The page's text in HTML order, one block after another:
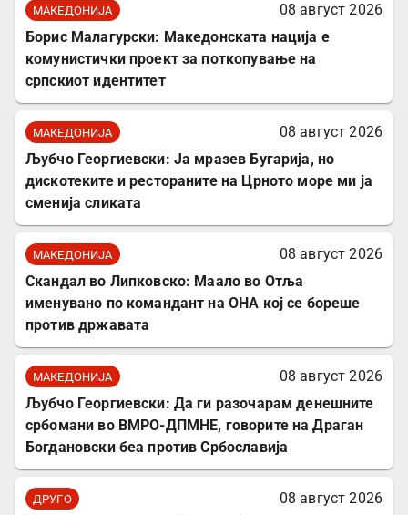
МАКЕДОНИЈА
08 август 2026
Борис Малагурски: Македонската нација е
комунистички проект за поткопување на
српскиот идентитет
МАКЕДОНИЈА
08 август 2026
Љубчо Георгиевски: Ја мразев Бугарија, но
дискотеките и рестораните на Црното море ми ја
сменија сликата
МАКЕДОНИЈА
08 август 2026
Скандал во Липковско: Маало во Отља
именувано по командант на ОНА кој се бореше
против државата
МАКЕДОНИЈА
08 август 2026
Љубчо Георгиевски: Да ги разочарам денешните
србомани во ВМРО-ДПМНЕ, говорите на Драган
Богдановски беа против Србославија
ДРУГО
08 август 2026